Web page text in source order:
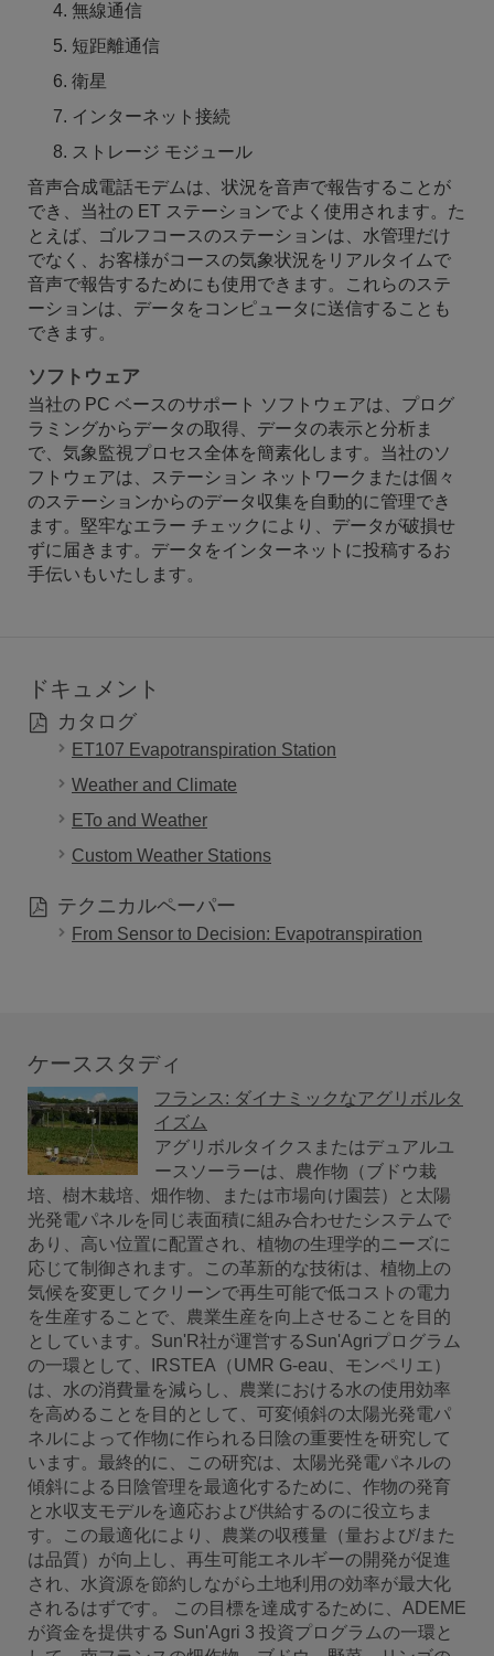
無線通信
短距離通信
衛星
インターネット接続
ストレージ モジュール
音声合成電話モデムは、状況を音声で報告することが
でき、当社の ET ステーションでよく使用されます。た
とえば、ゴルフコースのステーションは、水管理だけ
でなく、お客様がコースの気象状況をリアルタイムで
音声で報告するためにも使用できます。これらのステ
ーションは、データをコンピュータに送信することも
できます。
ソフトウェア
当社の PC ベースのサポート ソフトウェアは、プログ
ラミングからデータの取得、データの表示と分析ま
で、気象監視プロセス全体を簡素化します。当社のソ
フトウェアは、ステーション ネットワークまたは個々
のステーションからのデータ収集を自動的に管理でき
ます。堅牢なエラー チェックにより、データが破損せ
ずに届きます。データをインターネットに投稿するお
手伝いもいたします。
ドキュメント
カタログ
ET107 Evapotranspiration Station
Weather and Climate
ETo and Weather
Custom Weather Stations
テクニカルペーパー
From Sensor to Decision: Evapotranspiration
ケーススタディ
フランス: ダイナミックなアグリボルタ
イズム
アグリボルタイクスまたはデュアルユ
ースソーラーは、農作物（ブドウ栽
培、樹木栽培、畑作物、または市場向け園芸）と太陽
光発電パネルを同じ表面積に組み合わせたシステムで
あり、高い位置に配置され、植物の生理学的ニーズに
応じて制御されます。この革新的な技術は、植物上の
気候を変更してクリーンで再生可能で低コストの電力
を生産することで、農業生産を向上させることを目的
としています。Sun'R社が運営するSun'Agriプログラム
の一環として、IRSTEA（UMR G-eau、モンペリエ）
は、水の消費量を減らし、農業における水の使用効率
を高めることを目的として、可変傾斜の太陽光発電パ
ネルによって作物に作られる日陰の重要性を研究して
います。最終的に、この研究は、太陽光発電パネルの
傾斜による日陰管理を最適化するために、作物の発育
と水収支モデルを適応および供給するのに役立ちま
す。この最適化により、農業の収穫量（量および/また
は品質）が向上し、再生可能エネルギーの開発が促進
され、水資源を節約しながら土地利用の効率が最大化
されるはずです。 この目標を達成するために、ADEME
が資金を提供する Sun'Agri 3 投資プログラムの一環と